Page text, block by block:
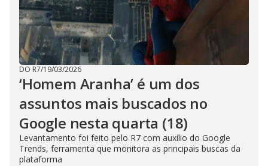
DO R7/19/03/2026
‘Homem Aranha’ é um dos
assuntos mais buscados no
Google nesta quarta (18)
Levantamento foi feito pelo R7 com auxílio do Google
Trends, ferramenta que monitora as principais buscas da
plataforma